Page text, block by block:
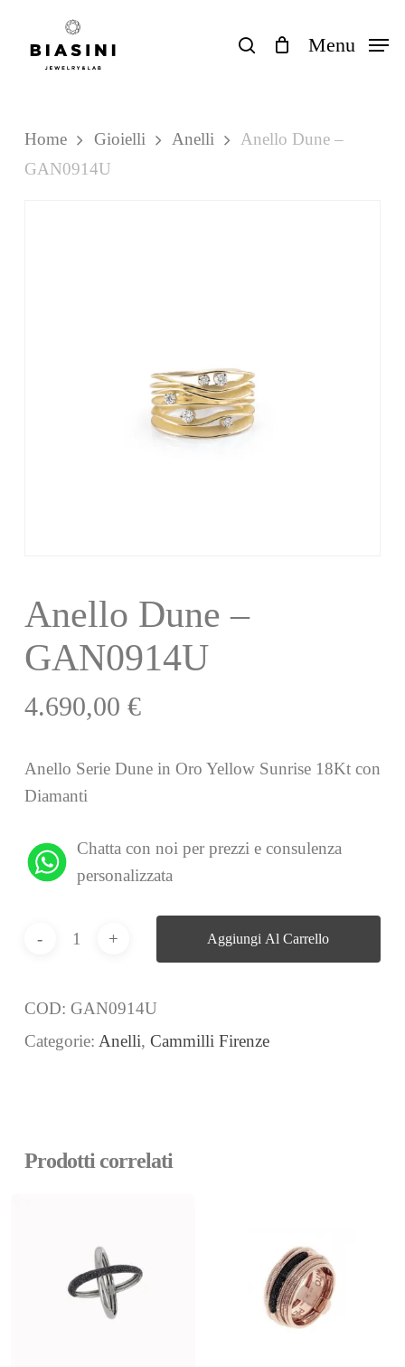
search Menu
Carrello
Close
Cart
Home Gioielli Anelli
Anello Dune –
GAN0914U
Anello Dune –
GAN0914U
4.690,00 €
Anello Serie Dune in Oro Yellow Sunrise 18Kt con
Diamanti
Chatta con noi per prezzi e consulenza
personalizzata
Aggiungi Al Carrello
COD: GAN0914U
Categorie: Anelli, Cammilli Firenze
Prodotti correlati